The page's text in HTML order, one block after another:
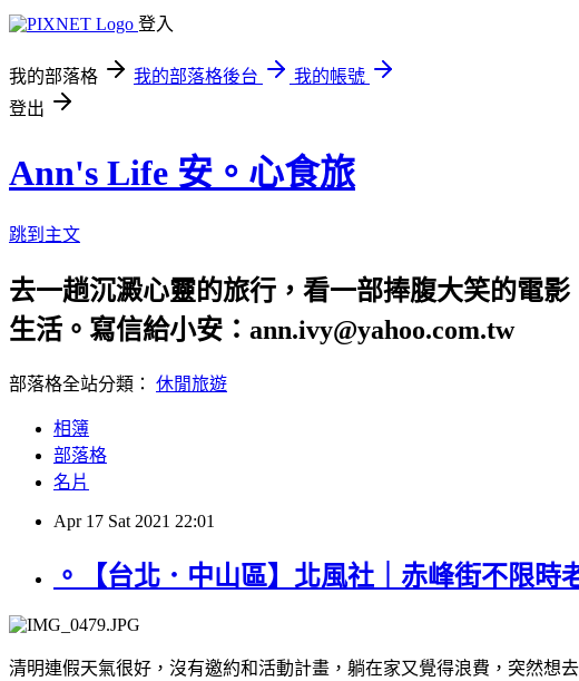
登入
我的部落格 我的部落格後台
我的帳號
登出
Ann's Life 安。心食旅
跳到主文
去一趟沉澱心靈的旅行，看一部捧腹大笑的電
生活。寫信給小安：ann.ivy@yahoo.com.tw
部落格全站分類： 休閒旅遊
相簿
部落格
名片
Apr 17 Sat 2021 22:01
。【台北．中山區】北風社｜赤峰街不限時
清明連假天氣很好，沒有邀約和活動計畫，躺在家又覺得浪費，突然想